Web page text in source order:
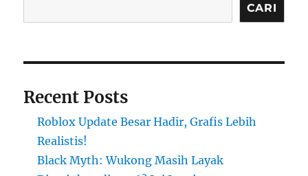
CARI
Recent Posts
Roblox Update Besar Hadir, Grafis Lebih
Realistis!
Black Myth: Wukong Masih Layak